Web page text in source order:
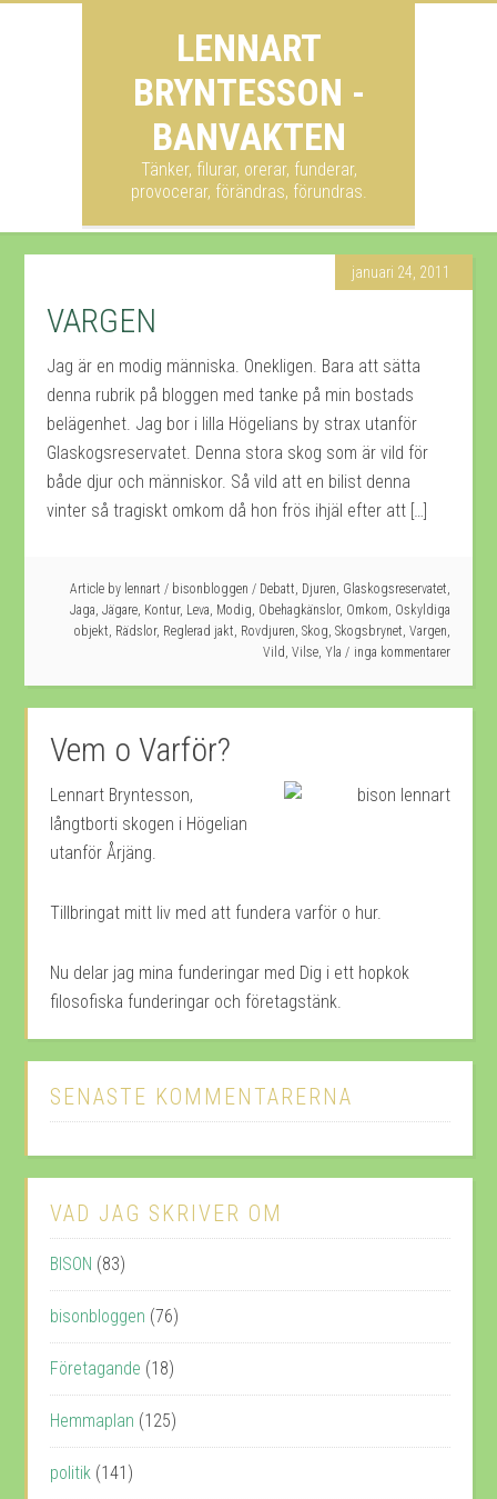
LENNART
BRYNTESSON -
BANVAKTEN
Tänker, filurar, orerar, funderar,
provocerar, förändras, förundras.
januari 24, 2011
VARGEN
Jag är en modig människa. Onekligen. Bara att sätta
denna rubrik på bloggen med tanke på min bostads
belägenhet. Jag bor i lilla Högelians by strax utanför
Glaskogsreservatet. Denna stora skog som är vild för
både djur och människor. Så vild att en bilist denna
vinter så tragiskt omkom då hon frös ihjäl efter att […]
Article by lennart / bisonbloggen / Debatt, Djuren, Glaskogsreservatet,
Jaga, Jägare, Kontur, Leva, Modig, Obehagkänslor, Omkom, Oskyldiga
objekt, Rädslor, Reglerad jakt, Rovdjuren, Skog, Skogsbrynet, Vargen,
Vild, Vilse, Yla inga kommentarer
Vem o Varför?
Lennart Bryntesson,
långtborti skogen i Högelian
utanför Årjäng.
Tillbringat mitt liv med att fundera varför o hur.
Nu delar jag mina funderingar med Dig i ett hopkok
filosofiska funderingar och företagstänk.
SENASTE KOMMENTARERNA
VAD JAG SKRIVER OM
BISON (83)
bisonbloggen (76)
Företagande (18)
Hemmaplan (125)
politik (141)